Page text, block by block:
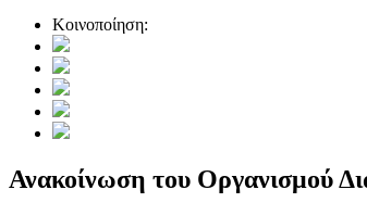
Κοινοποίηση:
Ανακοίνωση του Οργανισμού